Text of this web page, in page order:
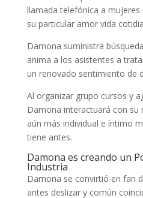
llamada telefónica a
su particular amor vida
Damona suministra
anima a los asistentes a
un renovado sentimiento de
Al organizar grupo cursos y
Damona interactuará con su
aún más individual e íntimo
tiene antes.
Damona es creando un
Industria
Damona se convirtió en fan
antes deslizar y común